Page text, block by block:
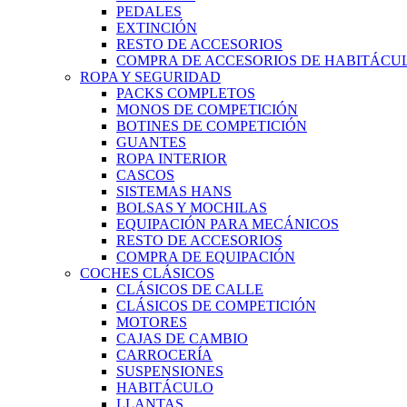
PEDALES
EXTINCIÓN
RESTO DE ACCESORIOS
COMPRA DE ACCESORIOS DE
ROPA Y SEGURIDAD
PACKS COMPLETOS
MONOS DE COMPETICIÓN
BOTINES DE COMPETICIÓN
GUANTES
ROPA INTERIOR
CASCOS
SISTEMAS HANS
BOLSAS Y MOCHILAS
EQUIPACIÓN PARA MECÁNICOS
RESTO DE ACCESORIOS
COMPRA DE EQUIPACIÓN
COCHES CLÁSICOS
CLÁSICOS DE CALLE
CLÁSICOS DE COMPETICIÓN
MOTORES
CAJAS DE CAMBIO
CARROCERÍA
SUSPENSIONES
HABITÁCULO
LLANTAS